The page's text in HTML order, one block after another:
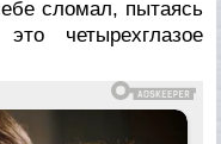
сломал, пытаясь
четырехглазое